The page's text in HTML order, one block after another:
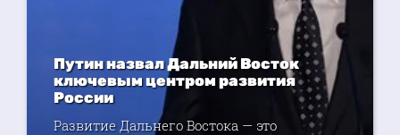
Путин назвал Дальний Восток
ключевым центром развития
России
Развитие Дальнего Востока — это